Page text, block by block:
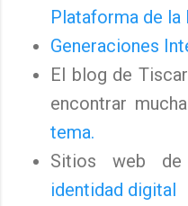
Plataforma de la
Generaciones
El blog de
encontrar
tema.
Sitios web
identidad digital